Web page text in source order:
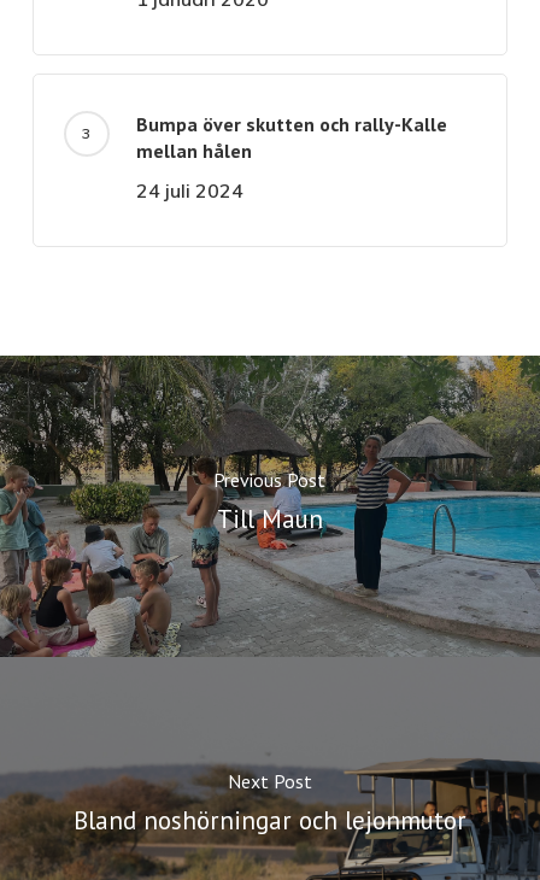
Bumpa över skutten och rally-Kalle
mellan hålen
24 juli 2024
Previous Post
Till Maun
Next Post
Bland noshörningar och lejonmutor